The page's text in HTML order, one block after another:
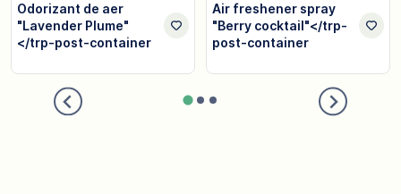
Odorizant de aer
"Lavender Plume"
</trp-post-container
Air freshener spray
"Berry cocktail"</trp-
post-container